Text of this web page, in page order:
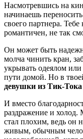
Насмотревшись на
начинаешь
своего партнера.
романтичен, не так
Он может быть
молча чинить кран,
укрывать одеялом
пути домой. Но в
девушки из Тик-
И вместо
раздражение и
стал плохим, ведь он
живым, обычным